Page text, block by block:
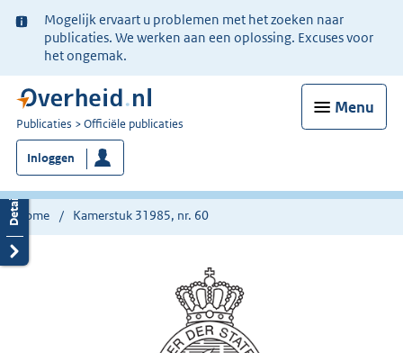
Ter
informatie:
Mogelijk ervaart u problemen met het zoeken naar
publicaties. We werken aan een oplossing. Excuses voor
het ongemak.
Menu
U
bent
nu
hier:
Publicaties Officiële publicaties
Inloggen
Home Kamerstuk 31985, nr. 60